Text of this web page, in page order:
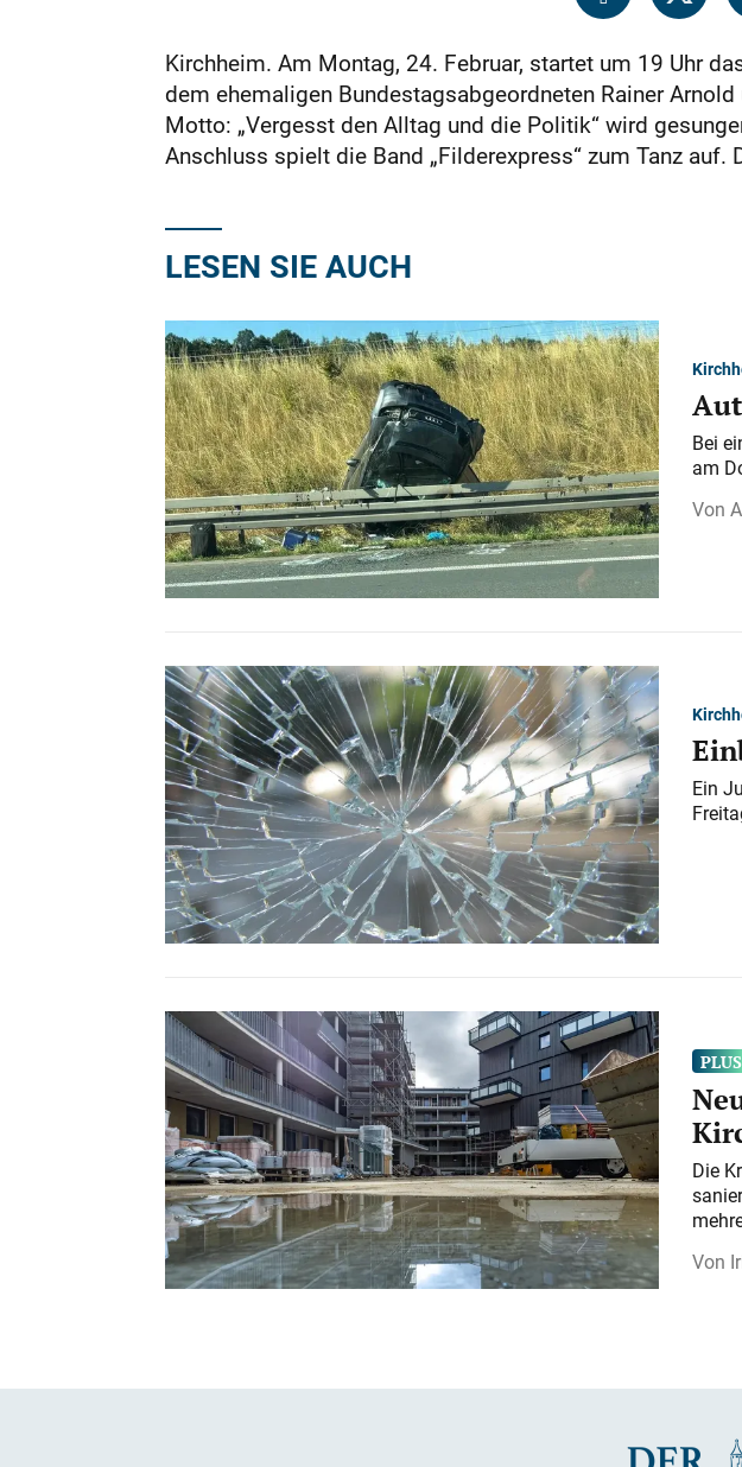
Kirchheim. Am Montag, 24. Februar, startet um 19 Uhr
dem ehemaligen Bundestagsabgeordneten Rainer
Motto: „Vergesst den Alltag und die Politik“ wird
Anschluss spielt die Band „Filderexpress“ zum Tanz auf.
LESEN SIE AUCH
Bei
am
Ein
Die